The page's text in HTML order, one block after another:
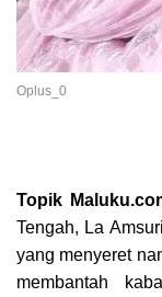
Oplus_0
Topik
Tengah, La
yang menyeret
membantah